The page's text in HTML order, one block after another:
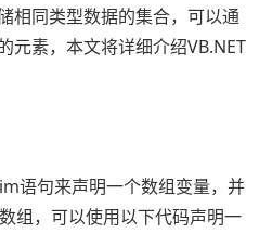
相同类型数据的集合，可以通
元素，本文将详细介绍VB.NET
语句来声明一个数组变量，并
组，可以使用以下代码声明一